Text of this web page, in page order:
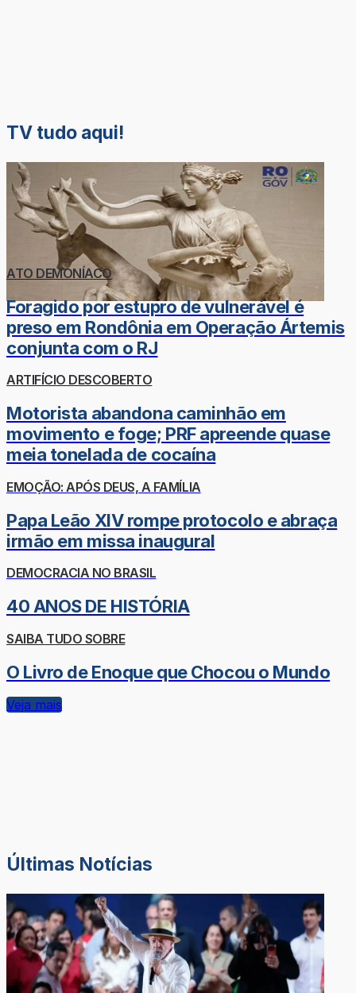
TV tudo aqui!
ATO DEMONÍACO
Foragido por estupro de vulnerável é
preso em Rondônia em Operação Ártemis
conjunta com o RJ
ARTIFÍCIO DESCOBERTO
Motorista abandona caminhão em
movimento e foge; PRF apreende quase
meia tonelada de cocaína
EMOÇÃO: APÓS DEUS, A FAMÍLIA
Papa Leão XIV rompe protocolo e abraça
irmão em missa inaugural
DEMOCRACIA NO BRASIL
40 ANOS DE HISTÓRIA
SAIBA TUDO SOBRE
O Livro de Enoque que Chocou o Mundo
Veja mais
Últimas Notícias